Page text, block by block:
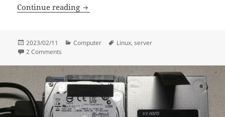
Continue reading Linux 下自动挂载 Samba /CIFS 共享文件
Posted
on
2023/02/11 Categories
Computer Tags
Linux,server
2 Comments